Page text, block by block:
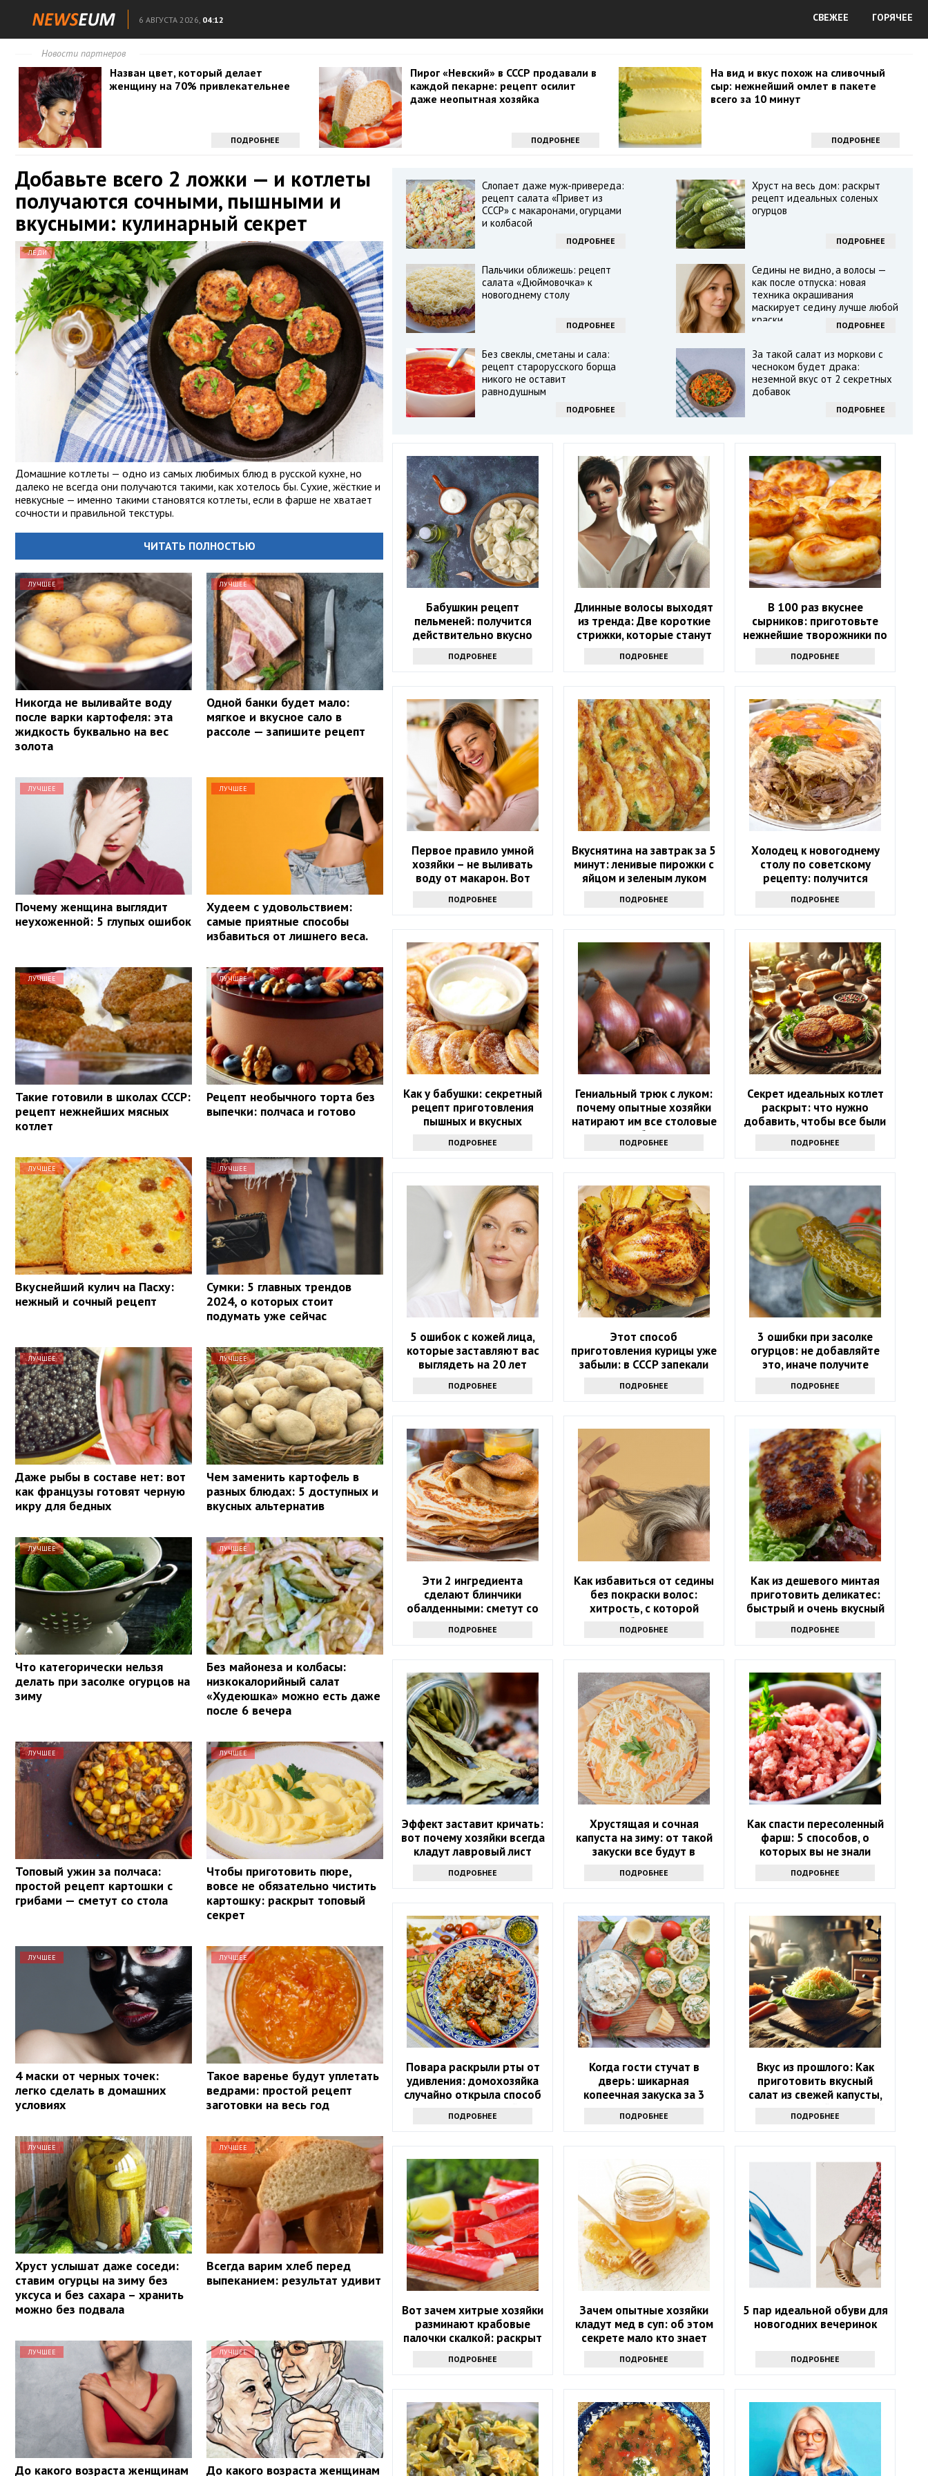
6 АВГУСТА 2026, 04:12 СВЕЖЕЕ ГОРЯЧЕЕ
Новости партнеров
Назван цвет, который делает
женщину на 70% привлекательнее
ПОДРОБНЕЕ
Пирог «Невский» в СССР продавали в
каждой пекарне: рецепт осилит
даже неопытная хозяйка
ПОДРОБНЕЕ
На вид и вкус похож на сливочный
сыр: нежнейший омлет в пакете
всего за 10 минут
ПОДРОБНЕЕ
Добавьте всего 2 ложки — и котлеты
получаются сочными, пышными и
вкусными: кулинарный секрет
ЛЕДИ
Домашние котлеты — одно из самых любимых блюд в русской кухне, но
далеко не всегда они получаются такими, как хотелось бы. Сухие, жёсткие и
невкусные — именно такими становятся котлеты, если в фарше не хватает
сочности и правильной текстуры.
ЧИТАТЬ ПОЛНОСТЬЮ
ЛУЧШЕЕ
Никогда не выливайте воду
после варки картофеля: эта
жидкость буквально на вес
золота
ЛУЧШЕЕ
Одной банки будет мало:
мягкое и вкусное сало в
рассоле — запишите рецепт
ЛУЧШЕЕ
Почему женщина выглядит
неухоженной: 5 глупых ошибок
ЛУЧШЕЕ
Худеем с удовольствием:
самые приятные способы
избавиться от лишнего веса.
ЛУЧШЕЕ
Такие готовили в школах СССР:
рецепт нежнейших мясных
котлет
ЛУЧШЕЕ
Рецепт необычного торта без
выпечки: полчаса и готово
ЛУЧШЕЕ
Вкуснейший кулич на Пасху:
нежный и сочный рецепт
ЛУЧШЕЕ
Сумки: 5 главных трендов
2024, о которых стоит
подумать уже сейчас
ЛУЧШЕЕ
Даже рыбы в составе нет: вот
как французы готовят черную
икру для бедных
ЛУЧШЕЕ
Чем заменить картофель в
разных блюдах: 5 доступных и
вкусных альтернатив
ЛУЧШЕЕ
Что категорически нельзя
делать при засолке огурцов на
зиму
ЛУЧШЕЕ
Без майонеза и колбасы:
низкокалорийный салат
«Худеюшка» можно есть даже
после 6 вечера
ЛУЧШЕЕ
Топовый ужин за полчаса:
простой рецепт картошки с
грибами — сметут со стола
ЛУЧШЕЕ
Чтобы приготовить пюре,
вовсе не обязательно чистить
картошку: раскрыт топовый
секрет
ЛУЧШЕЕ
4 маски от черных точек:
легко сделать в домашних
условиях
ЛУЧШЕЕ
Такое варенье будут уплетать
ведрами: простой рецепт
заготовки на весь год
ЛУЧШЕЕ
Хруст услышат даже соседи:
ставим огурцы на зиму без
уксуса и без сахара – хранить
можно без подвала
ЛУЧШЕЕ
Всегда варим хлеб перед
выпеканием: результат удивит
ЛУЧШЕЕ
До какого возраста женщинам
ЛУЧШЕЕ
До какого возраста женщинам
Слопает даже муж-привереда:
рецепт салата «Привет из
СССР» с макаронами, огурцами
и колбасой
ПОДРОБНЕЕ
Хруст на весь дом: раскрыт
рецепт идеальных соленых
огурцов
ПОДРОБНЕЕ
Пальчики оближешь: рецепт
салата «Дюймовочка» к
новогоднему столу
ПОДРОБНЕЕ
Седины не видно, а волосы —
как после отпуска: новая
техника окрашивания
маскирует седину лучше любой
краски
ПОДРОБНЕЕ
Без свеклы, сметаны и сала:
рецепт старорусского борща
никого не оставит
равнодушным
ПОДРОБНЕЕ
За такой салат из моркови с
чесноком будет драка:
неземной вкус от 2 секретных
добавок
ПОДРОБНЕЕ
Бабушкин рецепт
пельменей: получится
действительно вкусно
ПОДРОБНЕЕ
Длинные волосы выходят
из тренда: Две короткие
стрижки, которые станут
года
ПОДРОБНЕЕ
В 100 раз вкуснее
сырников: приготовьте
нежнейшие творожники по
ПОДРОБНЕЕ
Первое правило умной
хозяйки – не выливать
воду от макарон. Вот
ПОДРОБНЕЕ
Вкуснятина на завтрак за 5
минут: ленивые пирожки с
яйцом и зеленым луком
ПОДРОБНЕЕ
Холодец к новогоднему
столу по советскому
рецепту: получится
младенца
ПОДРОБНЕЕ
Как у бабушки: секретный
рецепт приготовления
пышных и вкусных
ПОДРОБНЕЕ
Гениальный трюк с луком:
почему опытные хозяйки
натирают им все столовые
приборы
ПОДРОБНЕЕ
Секрет идеальных котлет
раскрыт: что нужно
добавить, чтобы все были
ПОДРОБНЕЕ
5 ошибок с кожей лица,
которые заставляют вас
выглядеть на 20 лет
ПОДРОБНЕЕ
Этот способ
приготовления курицы уже
забыли: в СССР запекали
вкуснее, чем на гриле
ПОДРОБНЕЕ
3 ошибки при засолке
огурцов: не добавляйте
это, иначе получите
закуску
ПОДРОБНЕЕ
Эти 2 ингредиента
сделают блинчики
обалденными: сметут со
забытый рецепт
ПОДРОБНЕЕ
Как избавиться от седины
без покраски волос:
хитрость, с которой
должна быть знакома
каждая женщина
ПОДРОБНЕЕ
Как из дешевого минтая
приготовить деликатес:
быстрый и очень вкусный
ПОДРОБНЕЕ
Эффект заставит кричать:
вот почему хозяйки всегда
кладут лавровый лист
ПОДРОБНЕЕ
Хрустящая и сочная
капуста на зиму: от такой
закуски все будут в
ПОДРОБНЕЕ
Как спасти пересоленный
фарш: 5 способов, о
которых вы не знали
ПОДРОБНЕЕ
Повара раскрыли рты от
удивления: домохозяйка
случайно открыла способ
сделать рассыпчатый плов
без усилий
ПОДРОБНЕЕ
Когда гости стучат в
дверь: шикарная
копеечная закуска за 3
ПОДРОБНЕЕ
Вкус из прошлого: Как
приготовить вкусный
салат из свежей капусты,
как в советской школьной
столовой
ПОДРОБНЕЕ
Вот зачем хитрые хозяйки
разминают крабовые
палочки скалкой: раскрыт
гениальный трюк
ПОДРОБНЕЕ
Зачем опытные хозяйки
кладут мед в суп: об этом
секрете мало кто знает
ПОДРОБНЕЕ
5 пар идеальной обуви для
новогодних вечеринок
ПОДРОБНЕЕ